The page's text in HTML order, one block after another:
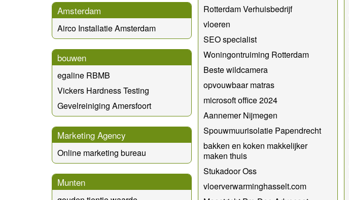
Amsterdam
Airco Installatie Amsterdam
bouwen
egaline RBMB
Vickers Hardness Testing
Gevelreiniging Amersfoort
Marketing Agency
Online marketing bureau
Munten
Rotterdam Verhuisbedrijf
vloeren
SEO specialist
Woningontruiming Rotterdam
Beste wildcamera
opvouwbaar matras
microsoft office 2024
Aannemer Nijmegen
Spouwmuurisolatie Papendrecht
bakken en koken makkelijker
maken thuis
Stukadoor Oss
vloerverwarminghasselt.com